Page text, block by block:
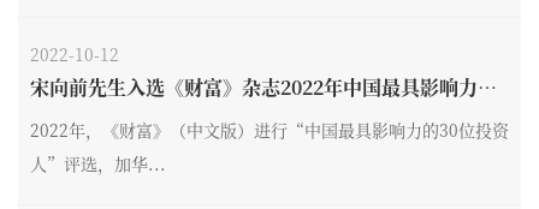
2022-10-12
宋向前先生入选《财富》杂志2022年中国最具影响力投
2022年，《财富》（中文版）进行“中国最具影响力的30位投资
人”评选，加华...